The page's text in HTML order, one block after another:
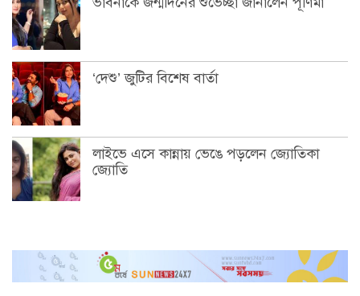
‘দেশু’ জুটির বিশেষ বার্তা
লাইভে এসে কান্নায় ভেঙে পড়লেন জ্যোতিকা
জ্যোতি